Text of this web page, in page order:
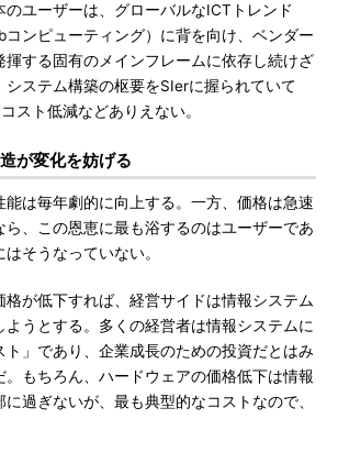
ユーザーは、グローバルなICTトレンド
コンピューティング）に背を向け、ベンダー
揮する固有のメインフレームに依存し続けざ
システム構築の枢要をSIerに握られていて
スト低減などありえない。
が変化を妨げる
は毎年劇的に向上する。一方、価格は急速
ら、この恩恵に最も浴するのはユーザーであ
そうなっていない。
が低下すれば、経営サイドは情報システム
ようとする。多くの経営者は情報システムに
ト」であり、企業成長のための投資だとはみ
。もちろん、ハードウェアの価格低下は情報
過ぎないが、最も典型的なコストなので、